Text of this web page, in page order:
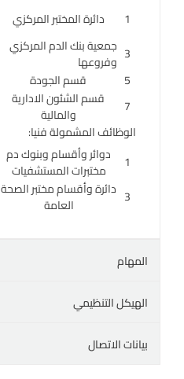
1
دائرة المختبر المركزي
3 جمعية بنك الدم المركزي
وفروعها
5
قسم الجودة
7
قسم الشئون الادارية
والمالية
الوظائف المشمولة فنيا:
1
دوائر وأقسام وبنوك دم
مختبرات المستشفيات
3 دائرة وأقسام مختبر الصحة
العامة
المهام
الهيكل التنظيمي
بيانات الاتصال